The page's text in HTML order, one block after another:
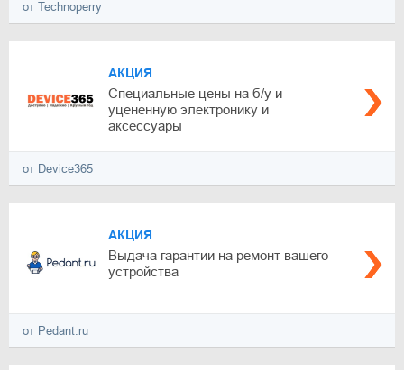
от Technoperry
АКЦИЯ
Специальные цены на б/у и
уцененную электронику и
аксессуары
от Device365
АКЦИЯ
Выдача гарантии на ремонт вашего
устройства
от Pedant.ru